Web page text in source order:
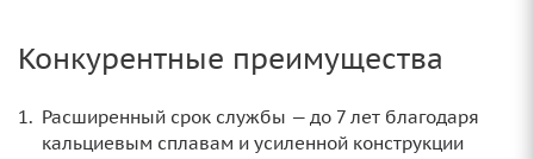
Конкурентные преимущества
Расширенный срок службы — до 7 лет благодаря
кальциевым сплавам и усиленной конструкции